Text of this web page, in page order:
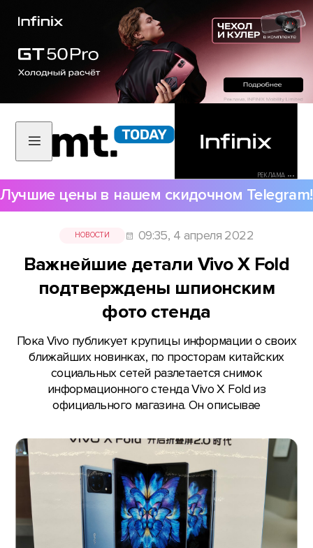
РЕКЛАМА •••
Лучшие цены в нашем скидочном Telegram!
НОВОСТИ 09:35, 4 апреля 2022
Важнейшие детали Vivo X Fold
подтверждены шпионским
фото стенда
Пока Vivo публикует крупицы информации о своих
ближайших новинках, по просторам китайских
социальных сетей разлетается снимок
информационного стенда Vivo X Fold из
официального магазина. Он описывае